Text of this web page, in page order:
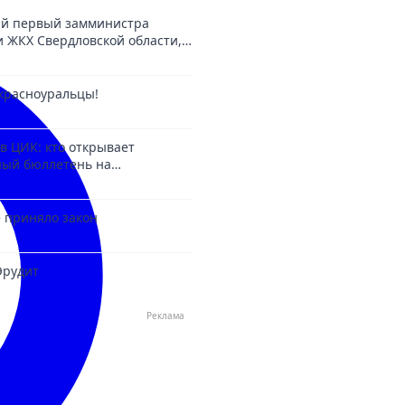
первый замминистра
ЖКХ Свердловской области,
в деле о взятках.
ЦИК: кто открывает
бюллетень на
приняло закон
Реклама